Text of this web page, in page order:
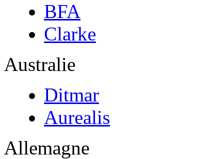
BFA
Clarke
Australie
Ditmar
Aurealis
Allemagne